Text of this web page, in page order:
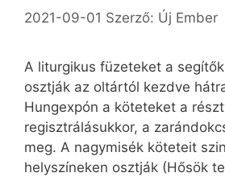
2021-09-01 Szerző: Új Ember
A liturgikus füzeteket a
osztják az oltártól kezdve
Hungexpón a köteteket a
regisztrálásukkor, a
meg. A nagymisék köteteit
helyszíneken osztják (Hősök